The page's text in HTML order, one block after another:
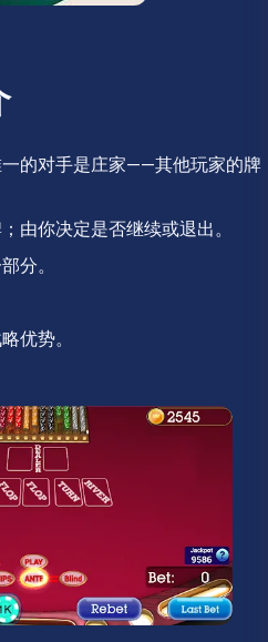
的对手是庄家——其他玩家的牌
由你决定是否继续或退出。
分。
优势。